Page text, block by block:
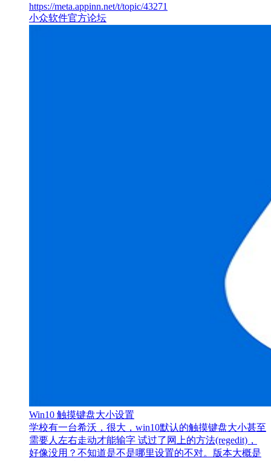
https://meta.appinn.net/t/topic/43271
小众软件官方论坛
Win10 触摸键盘大小设置
学校有一台希沃，很大，win10默认的触摸键盘大小甚至
需要人左右走动才能输字 试过了网上的方法(regedit)，
好像没用？不知道是不是哪里设置的不对。版本大概是